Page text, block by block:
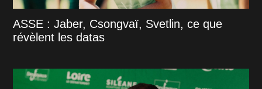
ASSE : Jaber, Csongvaï, Svetlin, ce que
révèlent les datas